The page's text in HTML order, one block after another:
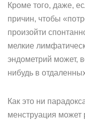
Кроме того, даже,
причин, чтобы
произойти
мелкие
эндометрий может,
нибудь в
Как это ни
менструация может